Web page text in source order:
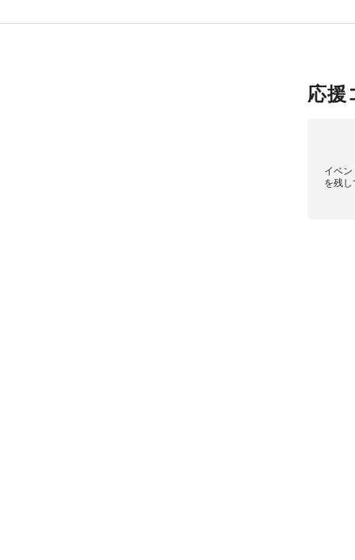
応援
イベ
を残